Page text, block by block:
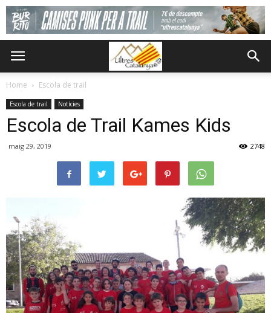
Home Escola de trail
Escola de trail Notícies
Escola de Trail Kames Kids
maig 29, 2019 2748